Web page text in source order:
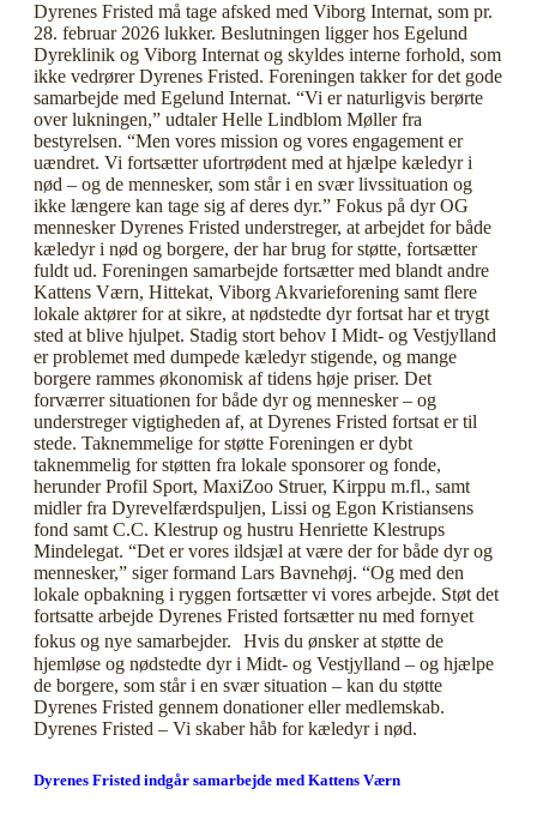
Dyrenes Fristed må tage afsked med Viborg Internat, som pr.
28. februar 2026 lukker. Beslutningen ligger hos Egelund
Dyreklinik og Viborg Internat og skyldes interne forhold, som
ikke vedrører Dyrenes Fristed. Foreningen takker for det gode
samarbejde med Egelund Internat. “Vi er naturligvis berørte
over lukningen,” udtaler Helle Lindblom Møller fra
bestyrelsen. “Men vores mission og vores engagement er
uændret. Vi fortsætter ufortrødent med at hjælpe kæledyr i
nød – og de mennesker, som står i en svær livssituation og
ikke længere kan tage sig af deres dyr.” Fokus på dyr OG
mennesker Dyrenes Fristed understreger, at arbejdet for både
kæledyr i nød og borgere, der har brug for støtte, fortsætter
fuldt ud. Foreningen samarbejde fortsætter med blandt andre
Kattens Værn, Hittekat, Viborg Akvarieforening samt flere
lokale aktører for at sikre, at nødstedte dyr fortsat har et trygt
sted at blive hjulpet. Stadig stort behov I Midt- og Vestjylland
er problemet med dumpede kæledyr stigende, og mange
borgere rammes økonomisk af tidens høje priser. Det
forværrer situationen for både dyr og mennesker – og
understreger vigtigheden af, at Dyrenes Fristed fortsat er til
stede. Taknemmelige for støtte Foreningen er dybt
taknemmelig for støtten fra lokale sponsorer og fonde,
herunder Profil Sport, MaxiZoo Struer, Kirppu m.fl., samt
midler fra Dyrevelfærdspuljen, Lissi og Egon Kristiansens
fond samt C.C. Klestrup og hustru Henriette Klestrups
Mindelegat. “Det er vores ildsjæl at være der for både dyr og
mennesker,” siger formand Lars Bavnehøj. “Og med den
lokale opbakning i ryggen fortsætter vi vores arbejde. Støt det
fortsatte arbejde Dyrenes Fristed fortsætter nu med fornyet
fokus og nye samarbejder. Hvis du ønsker at støtte de
hjemløse og nødstedte dyr i Midt- og Vestjylland – og hjælpe
de borgere, som står i en svær situation – kan du støtte
Dyrenes Fristed gennem donationer eller medlemskab.
Dyrenes Fristed – Vi skaber håb for kæledyr i nød.
Dyrenes Fristed indgår samarbejde med Kattens Værn